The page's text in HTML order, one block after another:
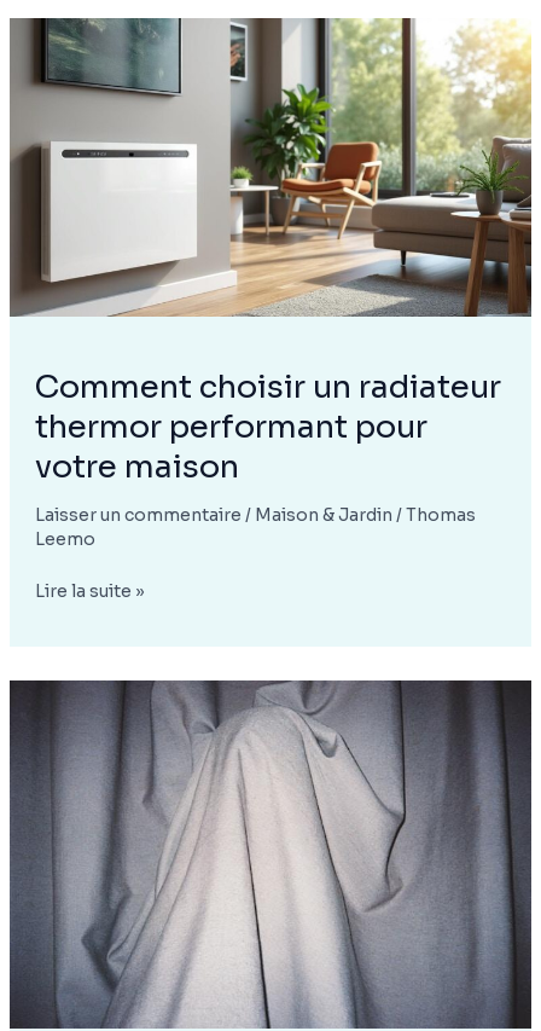
séduit
de
plus
plus
intérieure
Comment choisir un radiateur
thermor performant pour
votre maison
Laisser un commentaire / Maison & Jardin /Thomas
Leemo
Comment
radiateur
Lire la suite »